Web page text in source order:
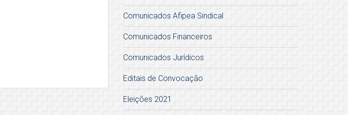
Comunicados Afipea Sindical
Comunicados Financeiros
Comunicados Jurídicos
Editais de Convocação
Eleições 2021